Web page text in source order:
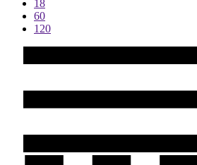
18
60
120